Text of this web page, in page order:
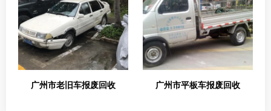
广州市老旧车报废回收 广州市平板车报废回收